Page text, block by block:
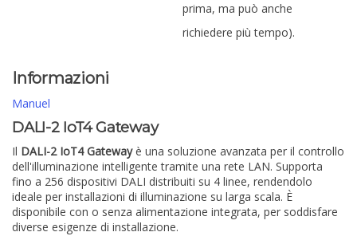
prima, ma può anche
richiedere più tempo).
Informazioni
Manuel
DALI-2 IoT4 Gateway
Il DALI-2 IoT4 Gatewayè una soluzione avanzata per il controllo
dell'illuminazione intelligente tramite una rete LAN. Supporta
fino a 256 dispositivi DALI distribuiti su 4 linee, rendendolo
ideale per installazioni di illuminazione su larga scala. È
disponibile con o senza alimentazione integrata, per soddisfare
diverse esigenze di installazione.